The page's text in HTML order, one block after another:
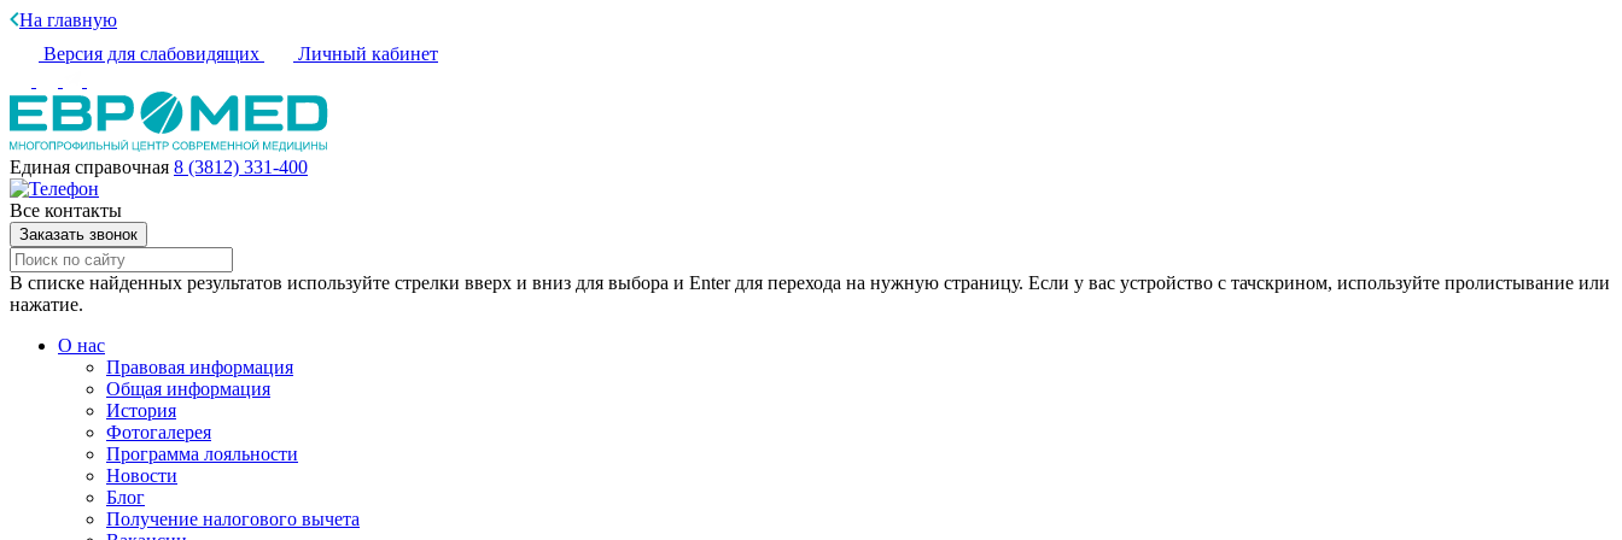
На главную
Версия для слабовидящих
Личный кабинет
Единая справочная 8 (3812) 331-400
Все контакты
Заказать звонок
В списке найденных результатов используйте стрелки вверх и вниз для выбора и Enter для перехода на нужную страницу. Если у вас устройство с тачскрином, используйте пролистывание или
нажатие.
О нас
Правовая информация
Общая информация
История
Фотогалерея
Программа лояльности
Новости
Блог
Получение налогового вычета